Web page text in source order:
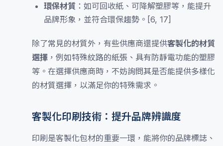
環保材質 ：如可回收紙、可降解塑膠等，能提升
品牌形象，並符合環保趨勢。[6, 17]
除了常見的材質外，有些供應商還提供客製化的材質
選擇 ，例如特殊紋路的紙張、具有防靜電功能的塑膠
等。在選擇供應商時，不妨詢問其是否能提供多樣化
的材質選擇，以滿足你的特殊需求。
客製化印刷技術：提升品牌辨識度
印刷是客製化包材的重要一環，能將你的品牌標誌、